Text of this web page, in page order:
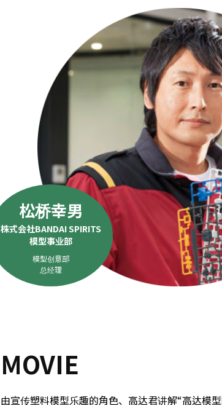
松桥幸男
株式会社BANDAI SPIRITS
模型事业部
模型创意部
总经理
MOVIE
由宣传塑料模型乐趣的角色、高达君讲解“高达模